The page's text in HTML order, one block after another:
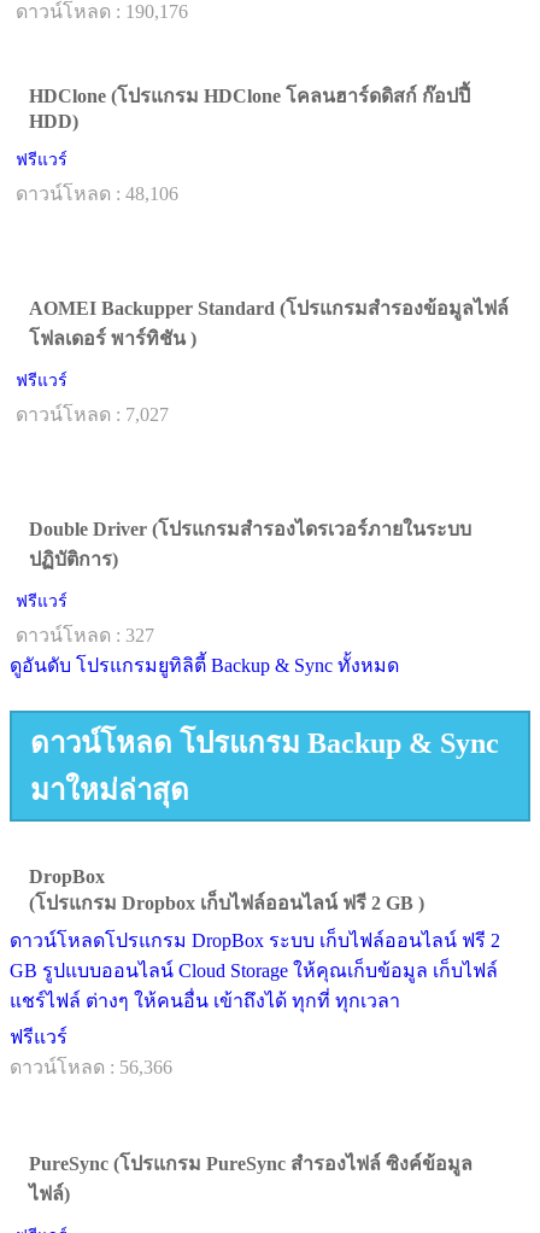
ดาวน์โหลด : 190,176
HDClone (โปรแกรม HDClone โคลนฮาร์ดดิสก์ ก๊อปปี้
HDD)
ฟรีแวร์
ดาวน์โหลด : 48,106
AOMEI Backupper Standard (โปรแกรมสำรองข้อมูลไฟล์
โฟลเดอร์ พาร์ทิชัน )
ฟรีแวร์
ดาวน์โหลด : 7,027
Double Driver (โปรแกรมสำรองไดรเวอร์ภายในระบบ
ปฏิบัติการ)
ฟรีแวร์
ดาวน์โหลด : 327
ดูอันดับ โปรแกรมยูทิลิตี้ Backup & Sync ทั้งหมด
ดาวน์โหลด โปรแกรม Backup & Sync
มาใหม่ล่าสุด
DropBox
(โปรแกรม Dropbox เก็บไฟล์ออนไลน์ ฟรี 2 GB )
ดาวน์โหลดโปรแกรม DropBox ระบบ เก็บไฟล์ออนไลน์ ฟรี 2
GB รูปแบบออนไลน์ Cloud Storage ให้คุณเก็บข้อมูล เก็บไฟล์
แชร์ไฟล์ ต่างๆ ให้คนอื่น เข้าถึงได้ ทุกที่ ทุกเวลา
ฟรีแวร์
ดาวน์โหลด : 56,366
PureSync (โปรแกรม PureSync สำรองไฟล์ ซิงค์ข้อมูล
ไฟล์)